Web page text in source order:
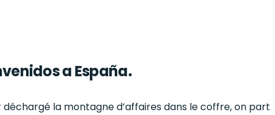
a España.
la montagne d’affaires dans le coffre, on part